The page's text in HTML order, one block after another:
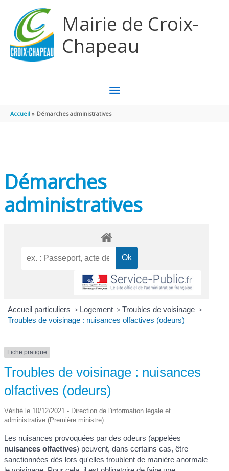
Mairie de Croix-
Chapeau
MENU
PRINCIPAL
Accueil Démarches administratives
Démarches
administratives
Accueil particuliers > Logement > Troubles de voisinage >
Troubles de voisinage : nuisances olfactives (odeurs)
Fiche pratique
Troubles de voisinage : nuisances
olfactives (odeurs)
Vérifié le 10/12/2021 - Direction de l'information légale et
administrative (Première ministre)
Les nuisances provoquées par des odeurs (appelées
nuisances olfactives) peuvent, dans certains cas, être
sanctionnées dès lors qu'elles troublent de manière anormale